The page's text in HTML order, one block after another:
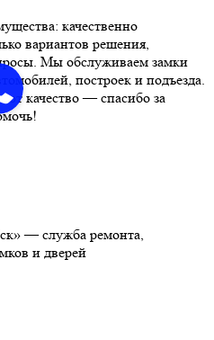
качественно
вариантов решения,
Мы обслуживаем замки
построек и подъезда.
качество — спасибо за
— служба ремонта,
и дверей